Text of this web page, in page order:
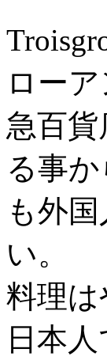
ロー
急百
る事
も外
い。
料理
日本